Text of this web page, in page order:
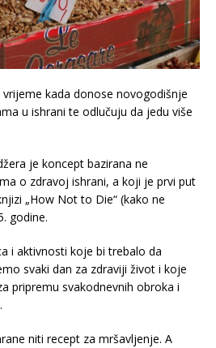
kada donose novogodišnje
u ishrani te odlučuju da jedu više
je koncept bazirana ne
o zdravoj ishrani, a koji je prvi put
„How Not to Die“ (kako ne
godine.
i aktivnosti koje bi trebalo da
svaki dan za zdraviji život i koje
pripremu svakodnevnih obroka i
niti recept za mršavljenje. A